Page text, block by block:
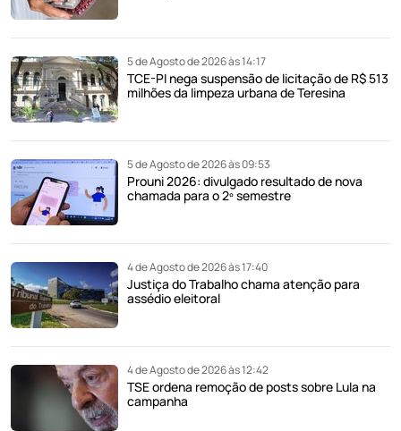
5 de Agosto de 2026 às 14:17
TCE-PI nega suspensão de licitação de R$ 513
milhões da limpeza urbana de Teresina
5 de Agosto de 2026 às 09:53
Prouni 2026: divulgado resultado de nova
chamada para o 2º semestre
4 de Agosto de 2026 às 17:40
Justiça do Trabalho chama atenção para
assédio eleitoral
4 de Agosto de 2026 às 12:42
TSE ordena remoção de posts sobre Lula na
campanha